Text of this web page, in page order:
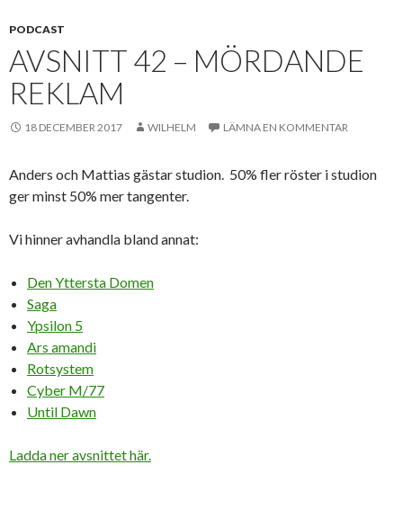
PODCAST
AVSNITT 42 – MÖRDANDE
REKLAM
18 DECEMBER 2017 WILHELM LÄMNA EN KOMMENTAR
Anders och Mattias gästar studion. 50% fler röster i studion
ger minst 50% mer tangenter.
Vi hinner avhandla bland annat:
Den Yttersta Domen
Saga
Ypsilon 5
Ars amandi
Rotsystem
Cyber M/77
Until Dawn
Ladda ner avsnittet här.